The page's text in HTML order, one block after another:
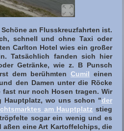
an Flusskreuzfahrten ist.
schnell und ohne Taxi oder
Carlton Hotel wies ein großer
Tatsächlich fanden sich hier
Getränke, wie z. B Punsch
dem berühmtenCumil einen
den Damen unter die Röcke
nur noch Hosen tragen. Wir
Hauptplatz, wo uns schon "der
am Hauptplatz stieg
sogar ein wenig und es
aßen eine Art Kartoffelchips, die